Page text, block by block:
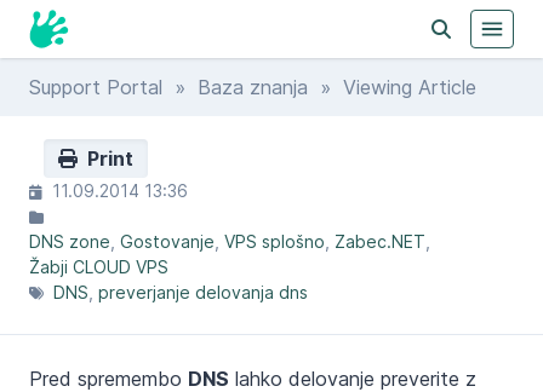
Support Portal » Baza znanja » Viewing Article
Print
11.09.2014 13:36
DNS zone Gostovanje VPS splošno Zabec.NET
Žabji CLOUD VPS
DNS preverjanje delovanja dns
Pred spremembo DNS lahko delovanje preverite z